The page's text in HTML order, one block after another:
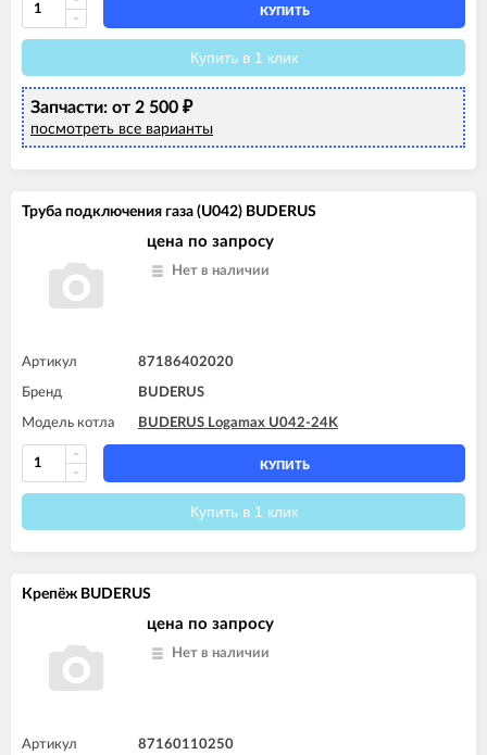
КУПИТЬ
Купить в 1 клик
Запчасти: от 2 500 ₽
посмотреть все варианты
Труба подключения газа (U042) BUDERUS
цена по запросу
Нет в наличии
Артикул 87186402020
Бренд BUDERUS
Модель котла BUDERUS Logamax U042-24K
КУПИТЬ
Купить в 1 клик
Крепёж BUDERUS
цена по запросу
Нет в наличии
Артикул 87160110250